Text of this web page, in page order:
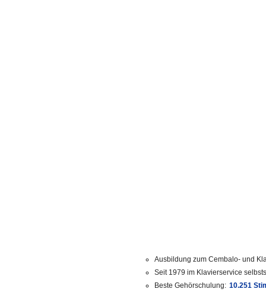
Ausbildung zum Cembalo- und
Seit 1979 im Klavierservice
Beste Gehörschulung: 10.251